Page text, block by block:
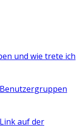
und wie trete ich
auf der